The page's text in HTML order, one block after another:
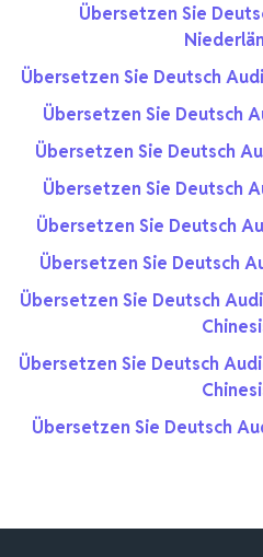
Übersetzen Sie
Übersetzen Sie Deutsch
Übersetzen Sie Deutsch
Übersetzen Sie Deutsch
Übersetzen Sie Deutsch
Übersetzen Sie Deutsch
Übersetzen Sie Deutsch
Übersetzen Sie Deutsch
Übersetzen Sie Deutsch
Übersetzen Sie Deutsch